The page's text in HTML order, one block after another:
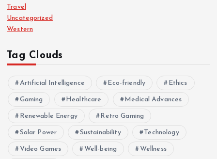
Travel
Uncategorized
Western
Tag Clouds
Artificial Intelligence Eco-friendly Ethics
Gaming Healthcare Medical Advances
Renewable Energy Retro Gaming
Solar Power Sustainability Technology
Video Games Well-being Wellness